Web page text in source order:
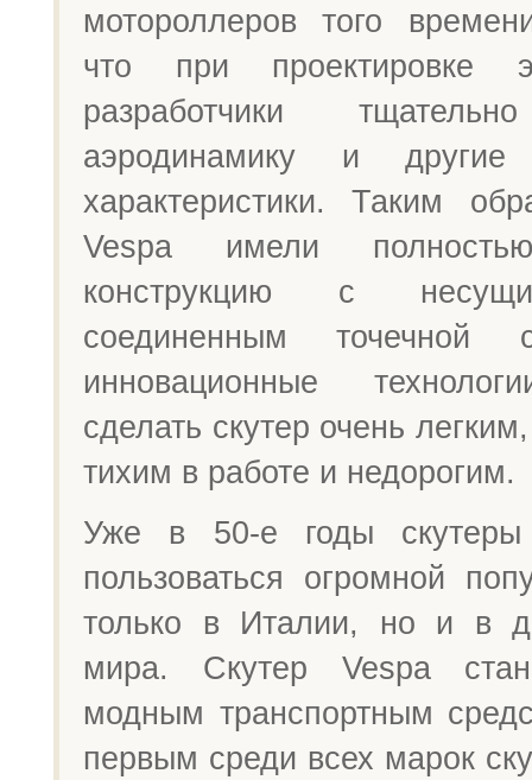
мотороллеров того
что при проектировке
разработчики
аэродинамику и другие
характеристики. Таким
Vespa имели
конструкцию с
соединенным точечной
инновационные
сделать скутер очень
тихим в работе и недорогим.
Уже в 50-е годы скутеры
пользоваться огромной
только в Италии, но и в
мира. Скутер Vespa
модным транспортным
первым среди всех марок